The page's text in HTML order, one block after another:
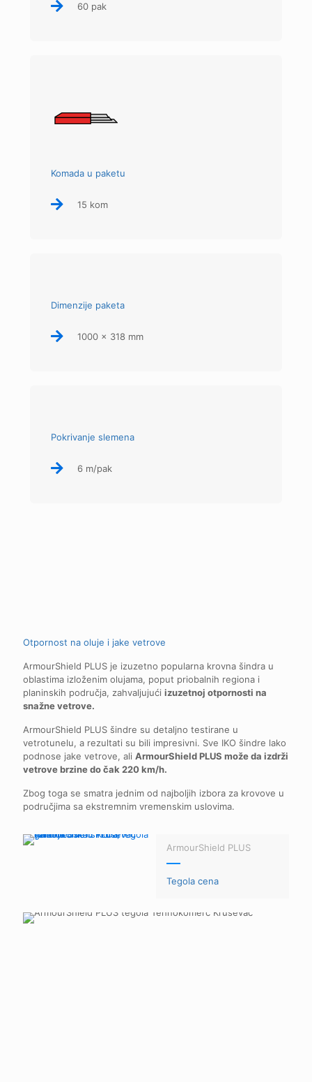
60 pak
Komada u paketu
15 kom
Dimenzije paketa
1000 x 318 mm
Pokrivanje slemena
6 m/pak
Otpornost na oluje i jake vetrove
ArmourShield PLUS je izuzetno popularna krovna šindra u
oblastima izloženim olujama, poput priobalnih regiona i
planinskih područja, zahvaljujući izuzetnoj otpornosti na
snažne vetrove.
ArmourShield PLUS šindre su detaljno testirane u
vetrotunelu, a rezultati su bili impresivni. Sve IKO šindre lako
podnose jake vetrove, ali ArmourShield PLUS može da izdrži
vetrove brzine do čak 220 km/h.
Zbog toga se smatra jednim od najboljih izbora za krovove u
područjima sa ekstremnim vremenskim uslovima.
ArmourShield PLUS
Tegola cena